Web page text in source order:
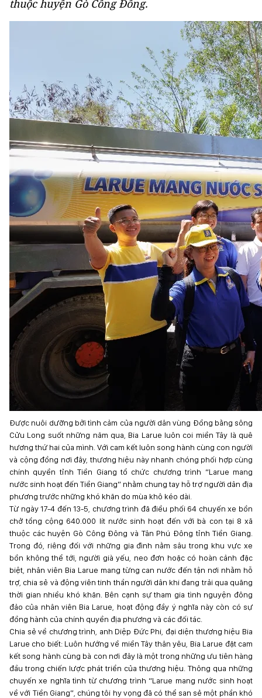
thuộc huyện Gò Công Đông.
Được nuôi dưỡng bởi tình cảm của người dân vùng Đồng bằng sông
Cửu Long suốt những năm qua, Bia Larue luôn coi miền Tây là quê
hương thứ hai của mình. Với cam kết luôn song hành cùng con người
và cộng đồng nơi đây, thương hiệu này nhanh chóng phối hợp cùng
chính quyền tỉnh Tiền Giang tổ chức chương trình “Larue mang
nước sinh hoạt đến Tiền Giang” nhằm chung tay hỗ trợ người dân địa
phương trước những khó khăn do mùa khô kéo dài.
Từ ngày 17-4 đến 13-5, chương trình đã điều phối 64 chuyến xe bồn
chở tổng cộng 640.000 lít nước sinh hoạt đến với bà con tại 8 xã
thuộc các huyện Gò Công Đông và Tân Phú Đông tỉnh Tiền Giang.
Trong đó, riêng đối với những gia đình nằm sâu trong khu vực xe
bồn không thể tới, người già yếu, neo đơn hoặc có hoàn cảnh đặc
biệt, nhân viên Bia Larue mang từng can nước đến tận nơi nhằm hỗ
trợ, chia sẻ và động viên tinh thần người dân khi đang trải qua quãng
thời gian nhiều khó khăn. Bên cạnh sự tham gia tình nguyện đông
đảo của nhân viên Bia Larue, hoạt động đầy ý nghĩa này còn có sự
đồng hành của chính quyền địa phương và các đối tác.
Chia sẻ về chương trình, anh Diệp Đức Phi, đại diện thương hiệu Bia
Larue cho biết: Luôn hướng về miền Tây thân yêu, Bia Larue đặt cam
kết song hành cùng bà con nơi đây là một trong những ưu tiên hàng
đầu trong chiến lược phát triển của thương hiệu. Thông qua những
chuyến xe nghĩa tình từ chương trình “Larue mang nước sinh hoạt
về với Tiền Giang”, chúng tôi hy vọng đã có thể san sẻ một phần khó